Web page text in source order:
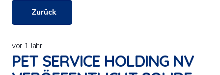
Zurück
vor 1 Jahr
PET SERVICE HOLDING NV